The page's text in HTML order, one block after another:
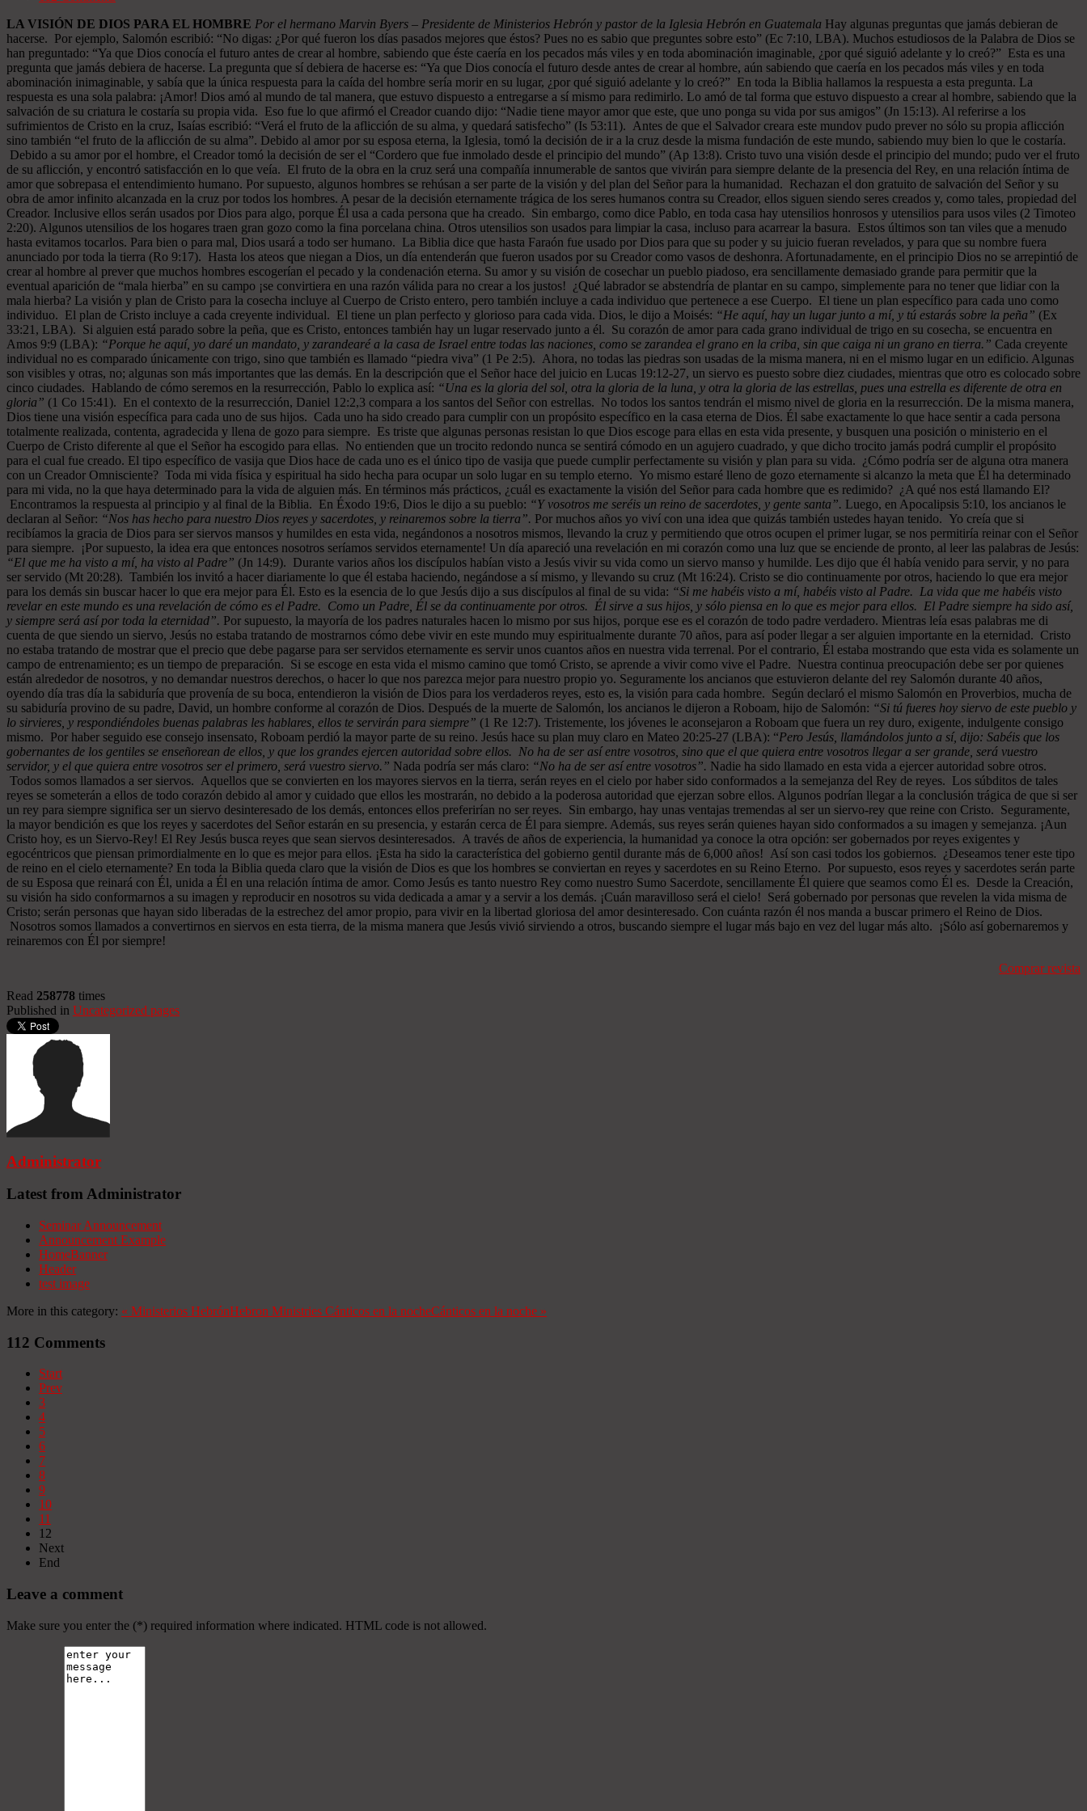
LA VISIÓN DE DIOS PARA EL HOMBRE Por el hermano Marvin Byers – Presidente de Ministerios Hebrón y pastor de la Iglesia Hebrón en Guatemala Hay algunas preguntas que jamás debieran de
hacerse. Por ejemplo, Salomón escribió: “No digas: ¿Por qué fueron los días pasados mejores que éstos? Pues no es sabio que preguntes sobre esto” (Ec 7:10, LBA). Muchos estudiosos de la Palabra de Dios se
han preguntado: “Ya que Dios conocía el futuro antes de crear al hombre, sabiendo que éste caería en los pecados más viles y en toda abominación imaginable, ¿por qué siguió adelante y lo creó?” Esta es una
pregunta que jamás debiera de hacerse. La pregunta que sí debiera de hacerse es: “Ya que Dios conocía el futuro desde antes de crear al hombre, aún sabiendo que caería en los pecados más viles y en toda
abominación inimaginable, y sabía que la única respuesta para la caída del hombre sería morir en su lugar, ¿por qué siguió adelante y lo creó?” En toda la Biblia hallamos la respuesta a esta pregunta. La
respuesta es una sola palabra: ¡Amor! Dios amó al mundo de tal manera, que estuvo dispuesto a entregarse a sí mismo para redimirlo. Lo amó de tal forma que estuvo dispuesto a crear al hombre, sabiendo que la
salvación de su criatura le costaría su propia vida. Eso fue lo que afirmó el Creador cuando dijo: “Nadie tiene mayor amor que este, que uno ponga su vida por sus amigos” (Jn 15:13). Al referirse a los
sufrimientos de Cristo en la cruz, Isaías escribió: “Verá el fruto de la aflicción de su alma, y quedará satisfecho” (Is 53:11). Antes de que el Salvador creara este mundov pudo prever no sólo su propia aflicción
sino también “el fruto de la aflicción de su alma”. Debido al amor por su esposa eterna, la Iglesia, tomó la decisión de ir a la cruz desde la misma fundación de este mundo, sabiendo muy bien lo que le costaría.
Debido a su amor por el hombre, el Creador tomó la decisión de ser el “Cordero que fue inmolado desde el principio del mundo” (Ap 13:8). Cristo tuvo una visión desde el principio del mundo; pudo ver el fruto
de su aflicción, y encontró satisfacción en lo que veía. El fruto de la obra en la cruz será una compañía innumerable de santos que vivirán para siempre delante de la presencia del Rey, en una relación íntima de
amor que sobrepasa el entendimiento humano. Por supuesto, algunos hombres se rehúsan a ser parte de la visión y del plan del Señor para la humanidad. Rechazan el don gratuito de salvación del Señor y su
obra de amor infinito alcanzada en la cruz por todos los hombres. A pesar de la decisión eternamente trágica de los seres humanos contra su Creador, ellos siguen siendo seres creados y, como tales, propiedad del
Creador. Inclusive ellos serán usados por Dios para algo, porque Él usa a cada persona que ha creado. Sin embargo, como dice Pablo, en toda casa hay utensilios honrosos y utensilios para usos viles (2 Timoteo
2:20). Algunos utensilios de los hogares traen gran gozo como la fina porcelana china. Otros utensilios son usados para limpiar la casa, incluso para acarrear la basura. Estos últimos son tan viles que a menudo
hasta evitamos tocarlos. Para bien o para mal, Dios usará a todo ser humano. La Biblia dice que hasta Faraón fue usado por Dios para que su poder y su juicio fueran revelados, y para que su nombre fuera
anunciado por toda la tierra (Ro 9:17). Hasta los ateos que niegan a Dios, un día entenderán que fueron usados por su Creador como vasos de deshonra. Afortunadamente, en el principio Dios no se arrepintió de
crear al hombre al prever que muchos hombres escogerían el pecado y la condenación eterna. Su amor y su visión de cosechar un pueblo piadoso, era sencillamente demasiado grande para permitir que la
eventual aparición de “mala hierba” en su campo ¡se convirtiera en una razón válida para no crear a los justos! ¿Qué labrador se abstendría de plantar en su campo, simplemente para no tener que lidiar con la
mala hierba? La visión y plan de Cristo para la cosecha incluye al Cuerpo de Cristo entero, pero también incluye a cada individuo que pertenece a ese Cuerpo. El tiene un plan específico para cada uno como
individuo. El plan de Cristo incluye a cada creyente individual. El tiene un plan perfecto y glorioso para cada vida. Dios, le dijo a Moisés: “He aquí, hay un lugar junto a mí, y tú estarás sobre la peña” (Ex
33:21, LBA). Si alguien está parado sobre la peña, que es Cristo, entonces también hay un lugar reservado junto a él. Su corazón de amor para cada grano individual de trigo en su cosecha, se encuentra en
Amos 9:9 (LBA): “Porque he aquí, yo daré un mandato, y zarandearé a la casa de Israel entre todas las naciones, como se zarandea el grano en la criba, sin que caiga ni un grano en tierra.” Cada creyente
individual no es comparado únicamente con trigo, sino que también es llamado “piedra viva” (1 Pe 2:5). Ahora, no todas las piedras son usadas de la misma manera, ni en el mismo lugar en un edificio. Algunas
son visibles y otras, no; algunas son más importantes que las demás. En la descripción que el Señor hace del juicio en Lucas 19:12-27, un siervo es puesto sobre diez ciudades, mientras que otro es colocado sobre
cinco ciudades. Hablando de cómo seremos en la resurrección, Pablo lo explica así: “Una es la gloria del sol, otra la gloria de la luna, y otra la gloria de las estrellas, pues una estrella es diferente de otra en
gloria” (1 Co 15:41). En el contexto de la resurrección, Daniel 12:2,3 compara a los santos del Señor con estrellas. No todos los santos tendrán el mismo nivel de gloria en la resurrección. De la misma manera,
Dios tiene una visión específica para cada uno de sus hijos. Cada uno ha sido creado para cumplir con un propósito específico en la casa eterna de Dios. Él sabe exactamente lo que hace sentir a cada persona
totalmente realizada, contenta, agradecida y llena de gozo para siempre. Es triste que algunas personas resistan lo que Dios escoge para ellas en esta vida presente, y busquen una posición o ministerio en el
Cuerpo de Cristo diferente al que el Señor ha escogido para ellas. No entienden que un trocito redondo nunca se sentirá cómodo en un agujero cuadrado, y que dicho trocito jamás podrá cumplir el propósito
para el cual fue creado. El tipo específico de vasija que Dios hace de cada uno es el único tipo de vasija que puede cumplir perfectamente su visión y plan para su vida. ¿Cómo podría ser de alguna otra manera
con un Creador Omnisciente? Toda mi vida física y espiritual ha sido hecha para ocupar un solo lugar en su templo eterno. Yo mismo estaré lleno de gozo eternamente si alcanzo la meta que Él ha determinado
para mi vida, no la que haya determinado para la vida de alguien más. En términos más prácticos, ¿cuál es exactamente la visión del Señor para cada hombre que es redimido? ¿A qué nos está llamando El?
Encontramos la respuesta al principio y al final de la Biblia. En Éxodo 19:6, Dios le dijo a su pueblo: “Y vosotros me seréis un reino de sacerdotes, y gente santa”. Luego, en Apocalipsis 5:10, los ancianos le
declaran al Señor: “Nos has hecho para nuestro Dios reyes y sacerdotes, y reinaremos sobre la tierra”. Por muchos años yo viví con una idea que quizás también ustedes hayan tenido. Yo creía que si
recibíamos la gracia de Dios para ser siervos mansos y humildes en esta vida, negándonos a nosotros mismos, llevando la cruz y permitiendo que otros ocupen el primer lugar, se nos permitiría reinar con el Señor
para siempre. ¡Por supuesto, la idea era que entonces nosotros seríamos servidos eternamente! Un día apareció una revelación en mi corazón como una luz que se enciende de pronto, al leer las palabras de Jesús:
“El que me ha visto a mí, ha visto al Padre” (Jn 14:9). Durante varios años los discípulos habían visto a Jesús vivir su vida como un siervo manso y humilde. Les dijo que él había venido para servir, y no para
ser servido (Mt 20:28). También los invitó a hacer diariamente lo que él estaba haciendo, negándose a sí mismo, y llevando su cruz (Mt 16:24). Cristo se dio continuamente por otros, haciendo lo que era mejor
para los demás sin buscar hacer lo que era mejor para Él. Esto es la esencia de lo que Jesús dijo a sus discípulos al final de su vida: “Si me habéis visto a mí, habéis visto al Padre. La vida que me habéis visto
revelar en este mundo es una revelación de cómo es el Padre. Como un Padre, Él se da continuamente por otros. Él sirve a sus hijos, y sólo piensa en lo que es mejor para ellos. El Padre siempre ha sido así,
y siempre será así por toda la eternidad”. Por supuesto, la mayoría de los padres naturales hacen lo mismo por sus hijos, porque ese es el corazón de todo padre verdadero. Mientras leía esas palabras me di
cuenta de que siendo un siervo, Jesús no estaba tratando de mostrarnos cómo debe vivir en este mundo muy espiritualmente durante 70 años, para así poder llegar a ser alguien importante en la eternidad. Cristo
no estaba tratando de mostrar que el precio que debe pagarse para ser servidos eternamente es servir unos cuantos años en nuestra vida terrenal. Por el contrario, Él estaba mostrando que esta vida es solamente un
campo de entrenamiento; es un tiempo de preparación. Si se escoge en esta vida el mismo camino que tomó Cristo, se aprende a vivir como vive el Padre. Nuestra continua preocupación debe ser por quienes
están alrededor de nosotros, y no demandar nuestros derechos, o hacer lo que nos parezca mejor para nuestro propio yo. Seguramente los ancianos que estuvieron delante del rey Salomón durante 40 años,
oyendo día tras día la sabiduría que provenía de su boca, entendieron la visión de Dios para los verdaderos reyes, esto es, la visión para cada hombre. Según declaró el mismo Salomón en Proverbios, mucha de
su sabiduría provino de su padre, David, un hombre conforme al corazón de Dios. Después de la muerte de Salomón, los ancianos le dijeron a Roboam, hijo de Salomón: “Si tú fueres hoy siervo de este pueblo y
lo sirvieres, y respondiéndoles buenas palabras les hablares, ellos te servirán para siempre” (1 Re 12:7). Tristemente, los jóvenes le aconsejaron a Roboam que fuera un rey duro, exigente, indulgente consigo
mismo. Por haber seguido ese consejo insensato, Roboam perdió la mayor parte de su reino. Jesús hace su plan muy claro en Mateo 20:25-27 (LBA): “Pero Jesús, llamándolos junto a sí, dijo: Sabéis que los
gobernantes de los gentiles se enseñorean de ellos, y que los grandes ejercen autoridad sobre ellos. No ha de ser así entre vosotros, sino que el que quiera entre vosotros llegar a ser grande, será vuestro
servidor, y el que quiera entre vosotros ser el primero, será vuestro siervo.” Nada podría ser más claro: “No ha de ser así entre vosotros”. Nadie ha sido llamado en esta vida a ejercer autoridad sobre otros.
Todos somos llamados a ser siervos. Aquellos que se convierten en los mayores siervos en la tierra, serán reyes en el cielo por haber sido conformados a la semejanza del Rey de reyes. Los súbditos de tales
reyes se someterán a ellos de todo corazón debido al amor y cuidado que ellos les mostrarán, no debido a la poderosa autoridad que ejerzan sobre ellos. Algunos podrían llegar a la conclusión trágica de que si ser
un rey para siempre significa ser un siervo desinteresado de los demás, entonces ellos preferirían no ser reyes. Sin embargo, hay unas ventajas tremendas al ser un siervo-rey que reine con Cristo. Seguramente,
la mayor bendición es que los reyes y sacerdotes del Señor estarán en su presencia, y estarán cerca de Él para siempre. Además, sus reyes serán quienes hayan sido conformados a su imagen y semejanza. ¡Aun
Cristo hoy, es un Siervo-Rey! El Rey Jesús busca reyes que sean siervos desinteresados. A través de años de experiencia, la humanidad ya conoce la otra opción: ser gobernados por reyes exigentes y
egocéntricos que piensan primordialmente en lo que es mejor para ellos. ¡Esta ha sido la característica del gobierno gentil durante más de 6,000 años! Así son casi todos los gobiernos. ¿Deseamos tener este tipo
de reino en el cielo eternamente? En toda la Biblia queda claro que la visión de Dios es que los hombres se conviertan en reyes y sacerdotes en su Reino Eterno. Por supuesto, esos reyes y sacerdotes serán parte
de su Esposa que reinará con Él, unida a Él en una relación íntima de amor. Como Jesús es tanto nuestro Rey como nuestro Sumo Sacerdote, sencillamente Él quiere que seamos como Él es. Desde la Creación,
su visión ha sido conformarnos a su imagen y reproducir en nosotros su vida dedicada a amar y a servir a los demás. ¡Cuán maravilloso será el cielo! Será gobernado por personas que revelen la vida misma de
Cristo; serán personas que hayan sido liberadas de la estrechez del amor propio, para vivir en la libertad gloriosa del amor desinteresado. Con cuánta razón él nos manda a buscar primero el Reino de Dios.
Nosotros somos llamados a convertirnos en siervos en esta tierra, de la misma manera que Jesús vivió sirviendo a otros, buscando siempre el lugar más bajo en vez del lugar más alto. ¡Sólo así gobernaremos y
reinaremos con Él por siempre!
Comprar revista
Read 258778 times
Published in Uncategorized pages
Administrator
Latest from Administrator
Seminar Announcement
Announcement Example
HomeBanner
Header
test image
More in this category: « Ministerios HebrónHebron Ministries Cánticos en la nocheCánticos en la noche »
112 Comments
Start
Prev
3
4
5
6
7
8
9
10
11
12
Next
End
Leave a comment
Make sure you enter the (*) required information where indicated. HTML code is not allowed.